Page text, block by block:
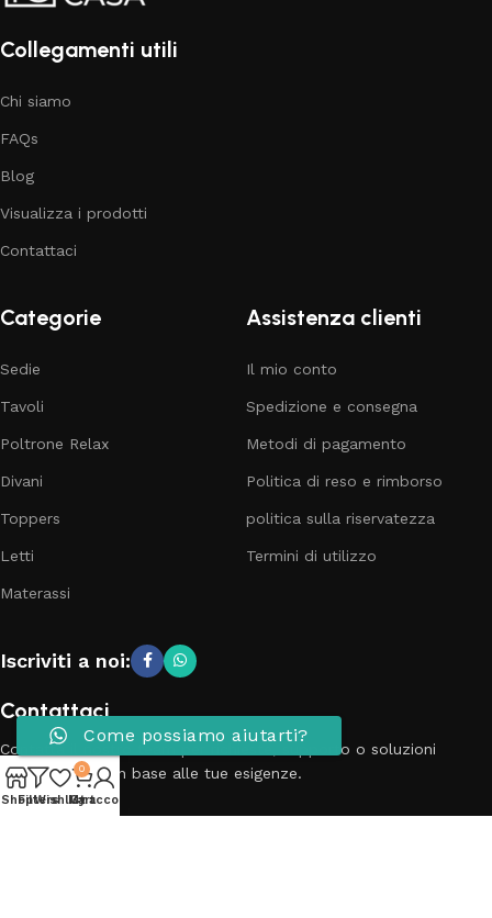
Collegamenti utili
Chi siamo
FAQs
Blog
Visualizza i prodotti
Contattaci
Categorie
Sedie
Tavoli
Poltrone Relax
Divani
Toppers
Letti
Materassi
Assistenza clienti
Il mio conto
Spedizione e consegna
Metodi di pagamento
Politica di reso e rimborso
politica sulla riservatezza
Termini di utilizzo
Iscriviti a noi:
Contattaci
Contatta il nostro team per richieste, supporto o soluzioni
personalizzate in base alle tue esigenze.
Telefono: 3881798899
ShopFilters
Wishlist
0
Cart
My account
Come possiamo aiutarti?